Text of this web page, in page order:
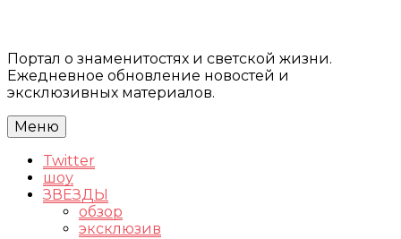
Портал о знаменитостях и светской жизни.
Ежедневное обновление новостей и
эксклюзивных материалов.
Меню
Twitter
шоу
ЗВЕЗДЫ
обзор
эксклюзив